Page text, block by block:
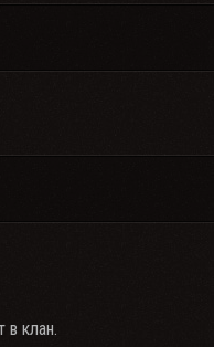
в клан.